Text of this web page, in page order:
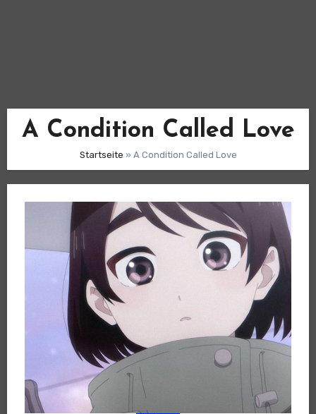
A Condition Called Love
Startseite » A Condition Called Love